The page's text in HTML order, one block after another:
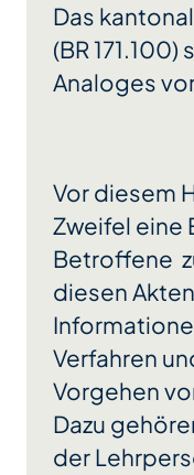
Das
(BR
Analoges
Vor diesem
Zweifel eine
Betroffene
diesen
Verfahren
Vorgehen
Dazu
der